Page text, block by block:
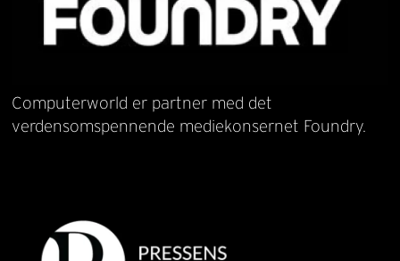
Computerworld er partner med det
verdensomspennende mediekonsernet Foundry.